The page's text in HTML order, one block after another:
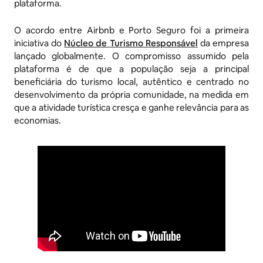
plataforma.
O acordo entre Airbnb e Porto Seguro foi a primeira
iniciativa do Núcleo de Turismo Responsável da empresa
lançado globalmente. O compromisso assumido pela
plataforma é de que a população seja a principal
beneficiária do turismo local, autêntico e centrado no
desenvolvimento da própria comunidade, na medida em
que a atividade turística cresça e ganhe relevância para as
economias.